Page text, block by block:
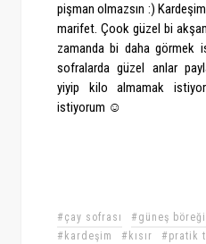
pişman olmazsın :)
marifet. Çook güzel bi
zamanda bi daha görmek
sofralarda güzel anlar
yiyip kilo almamak
istiyorum ☺
#çay sofrası #güneş böreği
#kardeşim
#kısır #pratik